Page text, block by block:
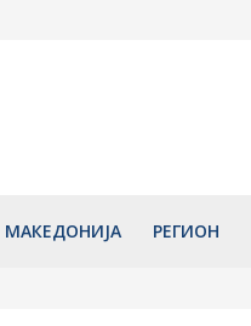
МАКЕДОНИЈА РЕГИОН